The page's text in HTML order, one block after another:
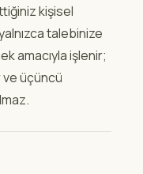
kişisel
talebinize
amacıyla işlenir;
ve üçüncü